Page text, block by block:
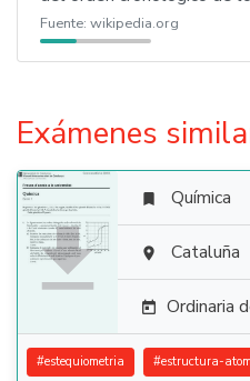
Fuente: wikipedia.org
Exámenes

 Química
 Cataluña
 Ordinaria
#estequiometria #estructura-